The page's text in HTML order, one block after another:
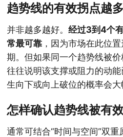
趋势线的有效拐点越
并非越多越好。 经过3到4个
常最可靠 ，因为市场在此位
期。但如果同一个趋势线被价
往往说明该支撑或阻力的动
生向下或向上破位的概率会大
怎样确认趋势线被有
通常可结合“时间与空间”双重